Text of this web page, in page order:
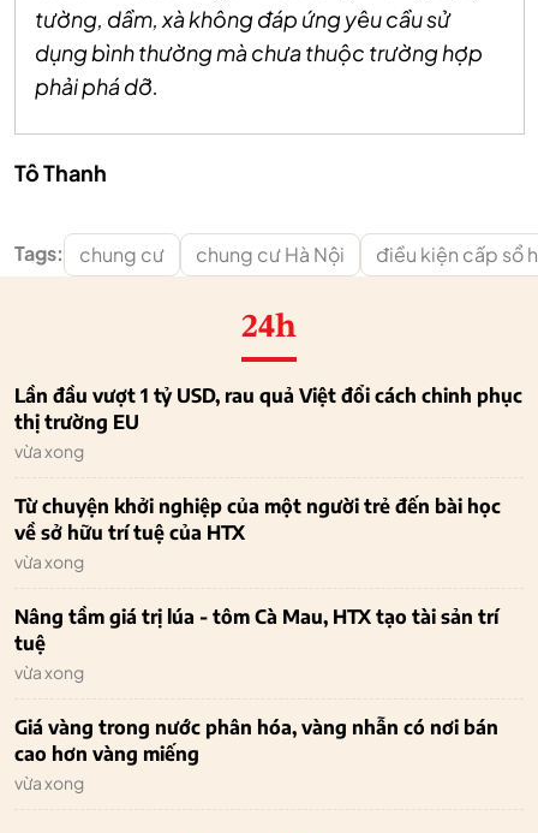
tường, dầm, xà không đáp ứng yêu cầu sử
dụng bình thường mà chưa thuộc trường hợp
phải phá dỡ.
Tô Thanh
Tags: chung cư chung cư Hà Nội điều kiện cấp sổ
24h
Lần đầu vượt 1 tỷ USD, rau quả Việt đổi cách chinh phục
thị trường EU
vừa xong
Từ chuyện khởi nghiệp của một người trẻ đến bài học
về sở hữu trí tuệ của HTX
vừa xong
Nâng tầm giá trị lúa - tôm Cà Mau, HTX tạo tài sản trí
tuệ
vừa xong
Giá vàng trong nước phân hóa, vàng nhẫn có nơi bán
cao hơn vàng miếng
vừa xong